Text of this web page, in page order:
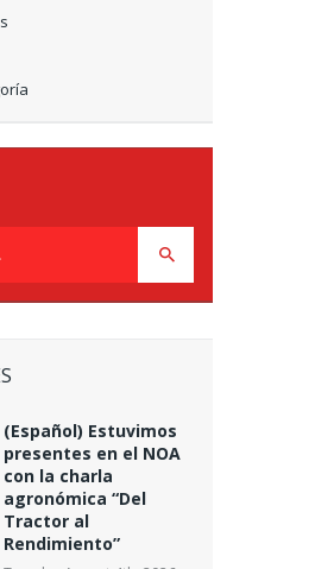
(Español) Estuvimos
presentes en el NOA
con la charla
agronómica “Del
Tractor al
Rendimiento”